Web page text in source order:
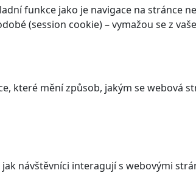
funkce jako je navigace na stránce
(session cookie) – vymažou se z
mění způsob, jakým se webová
návštěvníci interagují s webovými